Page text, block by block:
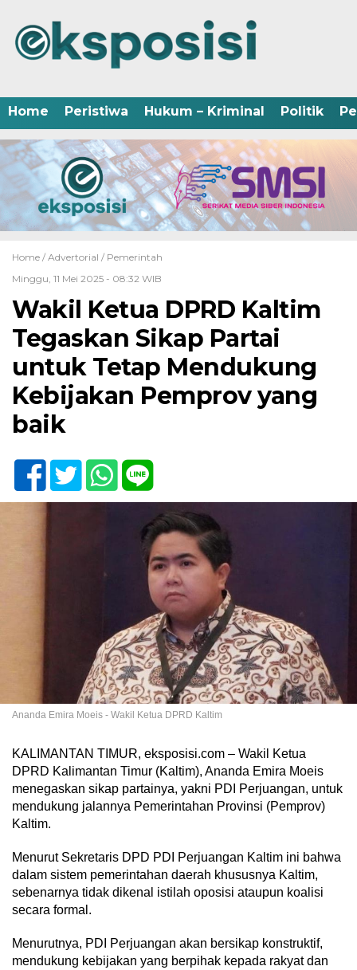
Home Peristiwa Hukum – Kriminal Politik
Home / Advertorial / Pemerintah
Minggu, 11 Mei 2025 - 08:32 WIB
Wakil Ketua DPRD Kaltim
Tegaskan Sikap Partai
untuk Tetap Mendukung
Kebijakan Pemprov yang
baik
Ananda Emira Moeis - Wakil Ketua DPRD Kaltim
KALIMANTAN TIMUR, eksposisi.com – Wakil Ketua
DPRD Kalimantan Timur (Kaltim), Ananda Emira Moeis
menegaskan sikap partainya, yakni PDI Perjuangan, untuk
mendukung jalannya Pemerintahan Provinsi (Pemprov)
Kaltim.
Menurut Sekretaris DPD PDI Perjuangan Kaltim ini bahwa
dalam sistem pemerintahan daerah khususnya Kaltim,
sebenarnya tidak dikenal istilah oposisi ataupun koalisi
secara formal.
Menurutnya, PDI Perjuangan akan bersikap konstruktif,
mendukung kebijakan yang berpihak kepada rakyat dan